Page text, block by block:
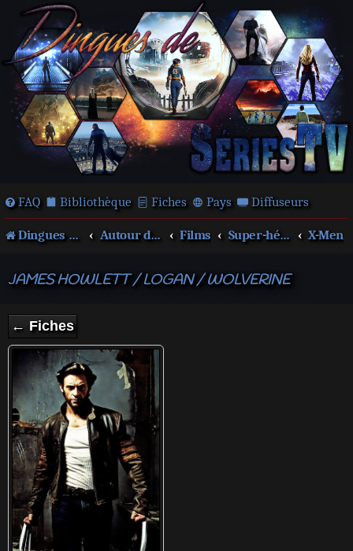
FAQ Bibliothèque Fiches Pays Diffuseurs
Dingues de séries télé ! Autour des films et séries Films Super-héros X-Men
JAMES HOWLETT / LOGAN / WOLVERINE
← Fiches